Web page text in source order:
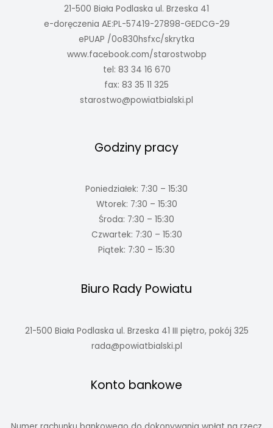
21-500 Biała Podlaska ul. Brzeska 41
e-doręczenia AE:PL-57419-27898-GEDCG-29
ePUAP /0o830hsfxc/skrytka
www.facebook.com/starostwobp
tel: 83 34 16 670
fax: 83 35 11 325
starostwo@powiatbialski.pl
Godziny pracy
Poniedziałek: 7:30 – 15:30
Wtorek: 7:30 – 15:30
Środa: 7:30 – 15:30
Czwartek: 7:30 – 15:30
Piątek: 7:30 – 15:30
Biuro Rady Powiatu
21-500 Biała Podlaska ul. Brzeska 41 III piętro, pokój 325
rada@powiatbialski.pl
Konto bankowe